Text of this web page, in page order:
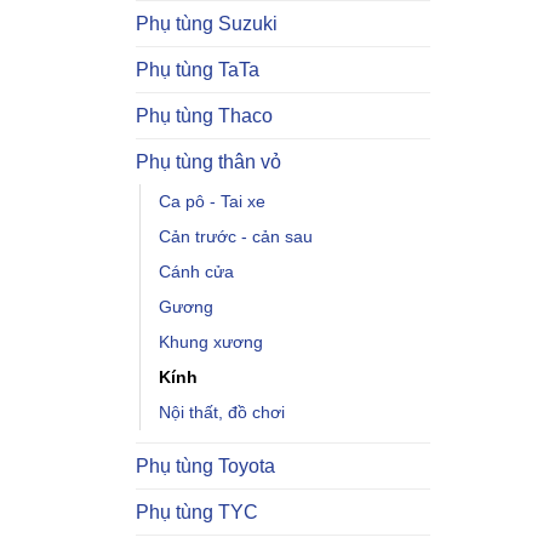
Phụ tùng Suzuki
Phụ tùng TaTa
Phụ tùng Thaco
Phụ tùng thân vỏ
Ca pô - Tai xe
Cản trước - cản sau
Cánh cửa
Gương
Khung xương
Kính
Nội thất, đồ chơi
Phụ tùng Toyota
Phụ tùng TYC